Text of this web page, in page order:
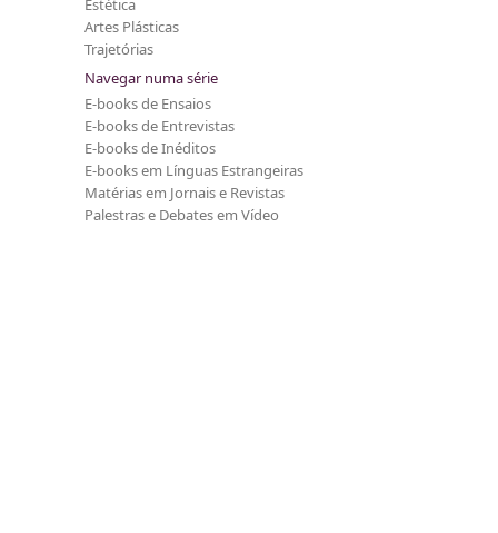
Estética
Artes Plásticas
Trajetórias
Navegar numa série
E-books de Ensaios
E-books de Entrevistas
E-books de Inéditos
E-books em Línguas Estrangeiras
Matérias em Jornais e Revistas
Palestras e Debates em Vídeo